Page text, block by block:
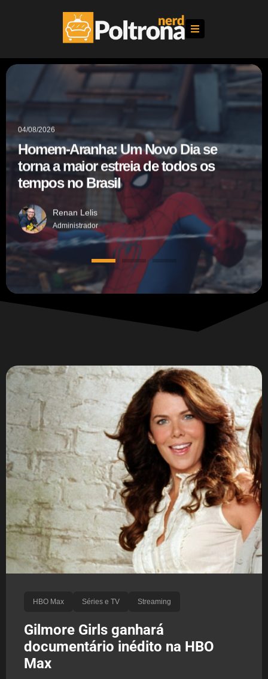
viver Emma
dos X-Men, diz
Novo Dia se
de todos os
01/08/2026
Lioness retorna ainda mais intensa na
3ª temporada; confira nossas
primeiras impressões
Renan Lelis
Administrador
Samara Weaving
Frost no novo filme
site
Homem-Aranha: Um
torna a maior estreia
tempos no Brasil
HBO Max Séries e TV Streaming
Gilmore Girls ganhará
documentário inédito na HBO
Max